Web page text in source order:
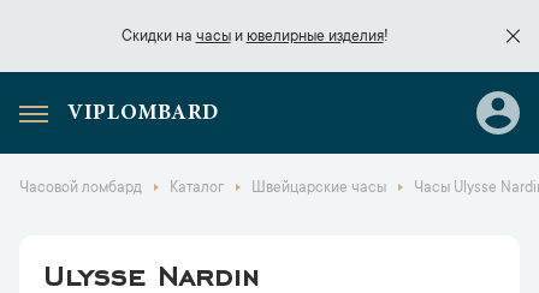
Скидки на часыи ювелирные изделия!
Скидки начасы
VIPLOMBARD
Часовой ломбард Каталог Швейцарские часы Часы Ulysse
Ulysse Nardin